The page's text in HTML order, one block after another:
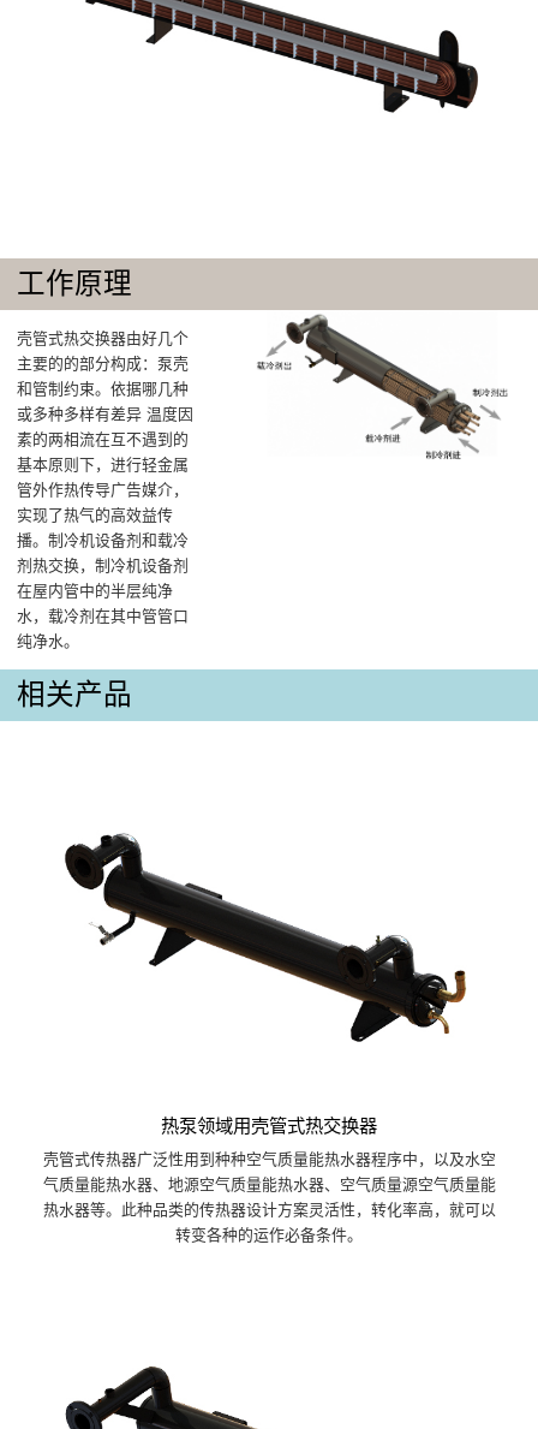
工作原理
壳管式热交换器由好几个
主要的的部分构成：泵壳
和管制约束。依据哪几种
或多种多样有差异 温度因
素的两相流在互不遇到的
基本原则下，进行轻金属
管外作热传导广告媒介，
实现了热气的高效益传
播。制冷机设备剂和载冷
剂热交换，制冷机设备剂
在屋内管中的半层纯净
水，载冷剂在其中管管口
纯净水。
相关产品
热泵领域用壳管式热交换器
壳管式传热器广泛性用到种种空气质量能热水器程序中，以及水空
气质量能热水器、地源空气质量能热水器、空气质量源空气质量能
热水器等。此种品类的传热器设计方案灵活性，转化率高，就可以
转变各种的运作必备条件。